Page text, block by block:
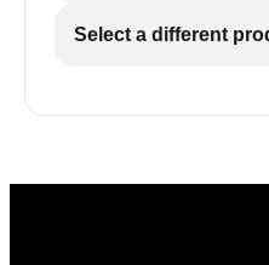
Select a different